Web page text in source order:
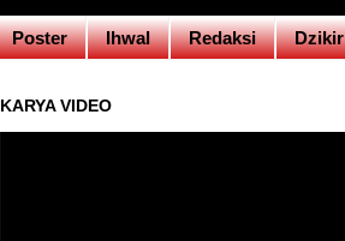
Poster Ihwal Redaksi Dzikir
KARYA VIDEO